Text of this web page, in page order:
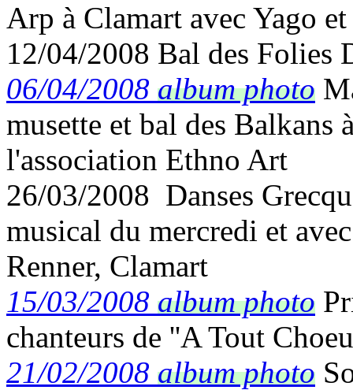
Arp à Clamart avec Yago
12/04/2008 Bal des Folies
06/04/2008 album photo
musette et bal des
l'association Ethno Art
26/03/2008 Danses
musical du mercredi et
Renner, Clamart
15/03/2008 album photo
chanteurs de ''A Tout
21/02/2008 album photo